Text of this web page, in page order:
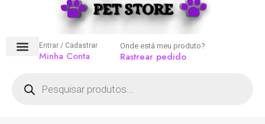
Entrar / Cadastrar
Minha Conta
Onde está meu produto?
Rastrear pedido